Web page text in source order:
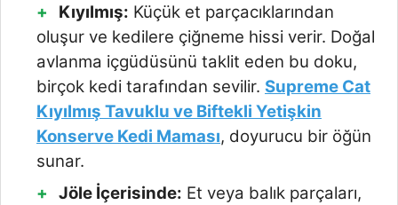
Kıyılmış: Küçük et parçacıklarından
oluşur ve kedilere çiğneme hissi verir. Doğal
avlanma içgüdüsünü taklit eden bu doku,
birçok kedi tarafından sevilir. Supreme Cat
Kıyılmış Tavuklu ve Biftekli Yetişkin
Konserve Kedi Maması, doyurucu bir öğün
sunar.
Jöle İçerisinde: Et veya balık parçaları,